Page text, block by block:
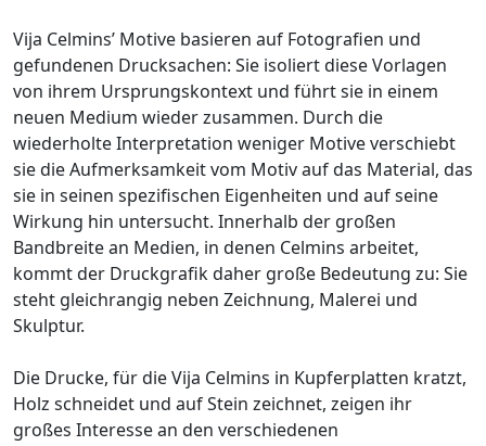
Vija Celmins’ Motive basieren auf Fotografien und
gefundenen Drucksachen: Sie isoliert diese Vorlagen
von ihrem Ursprungskontext und führt sie in einem
neuen Medium wieder zusammen. Durch die
wiederholte Interpretation weniger Motive verschiebt
sie die Aufmerksamkeit vom Motiv auf das Material, das
sie in seinen spezifischen Eigenheiten und auf seine
Wirkung hin untersucht. Innerhalb der großen
Bandbreite an Medien, in denen Celmins arbeitet,
kommt der Druckgrafik daher große Bedeutung zu: Sie
steht gleichrangig neben Zeichnung, Malerei und
Skulptur.
Die Drucke, für die Vija Celmins in Kupferplatten kratzt,
Holz schneidet und auf Stein zeichnet, zeigen ihr
großes Interesse an den verschiedenen